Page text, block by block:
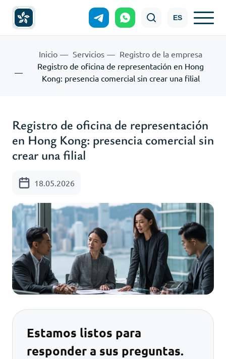
ES
Inicio Servicios
Registro de la empresa
Registro de oficina de representación en Hong
Kong: presencia comercial sin crear una filial
Registro de oficina de representación
en Hong Kong: presencia comercial sin
crear una filial
18.05.2026
Estamos listos para
responder a sus preguntas.